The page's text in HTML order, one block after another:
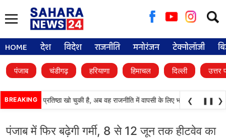
for:
HOME देश विदेश राजनीति मनोरंजन टेक्नोलॉजी
पंजाब चंडीगढ़ हरियाणा हिमाचल दिल्ली उत्तर
BREAKING
दल) अपनी प्रतिष्ठा खो चुकी है, अब वह राजनीति में वापसी के लिए भाजपा से समझौता
❮ ❚❚ ❯
पंजाब में फिर बढ़ेगी गर्मी, 8 से 12 जून तक हीटवेव का